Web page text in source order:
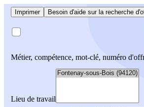
Imprimer Besoin d'aide sur la recherche
Métier, compétence, mot-clé, numéro
Lieu de travail